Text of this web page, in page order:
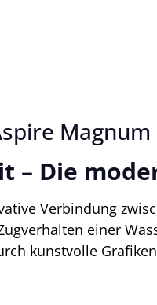
Magnum
– Die
Verbindung
einer
kunstvolle